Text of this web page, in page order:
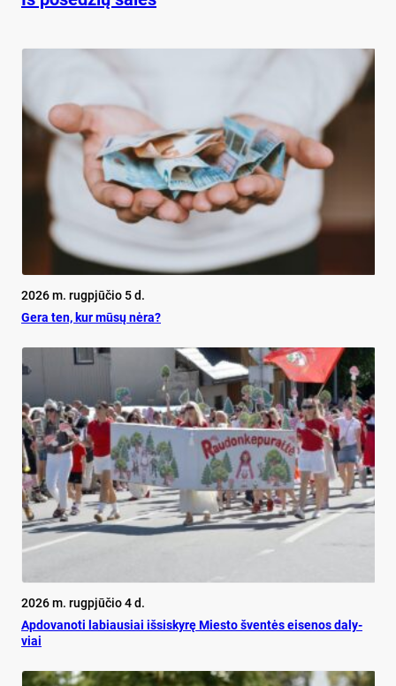
2026 m. rugpjūčio 5 d.
Ge­ra ten, kur mū­sų nė­ra?
2026 m. rugpjūčio 4 d.
Ap­do­va­no­ti la­biau­siai iš­si­sky­rę Mies­to šven­tės ei­se­nos da­ly­
viai